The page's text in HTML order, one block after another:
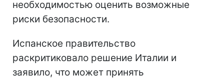
необходимостью оценить возможные
риски безопасности.
Испанское правительство
раскритиковало решение Италии и
заявило, что может принять